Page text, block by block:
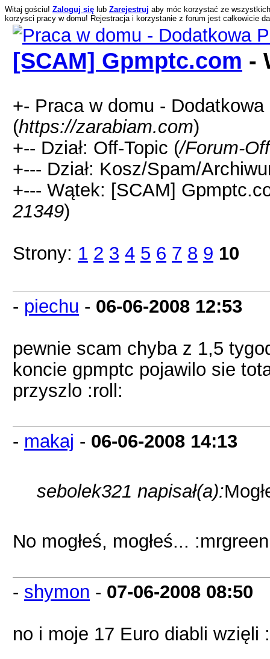
Witaj gościu! Zaloguj się lub Zarejestruj aby móc korzystać ze
korzysci pracy w domu! Rejestracja i korzystanie z forum jest całkowicie
[SCAM] Gpmptc.com -
+- Praca w domu -
(https://zarabiam.com)
+-- Dział: Off-Topic (/Forum-
+--- Dział: Kosz/Spam/
+--- Wątek: [SCAM]
21349)
Strony: 1 2 3 4 5 6 7 8 9 10
- piechu - 06-06-2008 12:53
pewnie scam chyba z 1,5
koncie gpmptc pojawilo sie
przyszlo :roll:
- makaj - 06-06-2008 14:13
sebolek321 napisał(a):
No mogłeś, mogłeś...
- shymon - 07-06-2008 08:50
no i moje 17 Euro diabli wzięli